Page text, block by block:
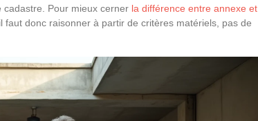
Pour mieux cerner la différence entre annexe et
faut donc raisonner à partir de critères matériels, pas de